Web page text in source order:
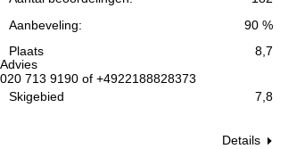
Advies
020 713 9190 of +4922188828373
90 %
Aanbeveling:
Plaats
8,7
Skigebied 7,8
Details